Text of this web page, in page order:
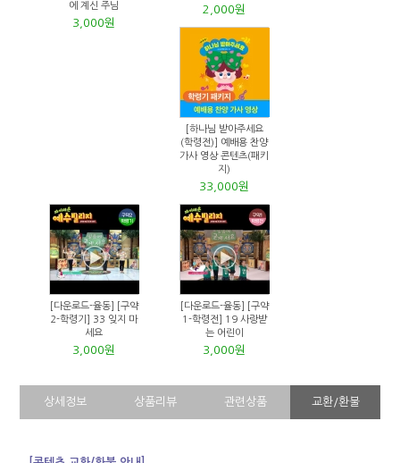
에 계신 주님
3,000원
2,000원
[하나님 받아주세요
(학령전)] 예배용 찬양
가사 영상 콘텐츠(패키
지)
33,000원
[다운로드-율동] [구약
2-학령기] 33 잊지 마
세요
3,000원
[다운로드-율동] [구약
1-학령전] 19 사랑받
는 어린이
3,000원
상세정보 상품리뷰 관련상품 교환/환불